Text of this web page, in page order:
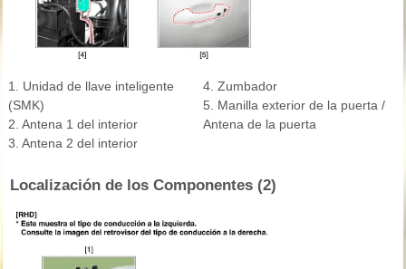
1. Unidad de llave inteligente
(SMK)
2. Antena 1 del interior
3. Antena 2 del interior
4. Zumbador
5. Manilla exterior de la puerta /
Antena de la puerta
Localización de los Componentes (2)